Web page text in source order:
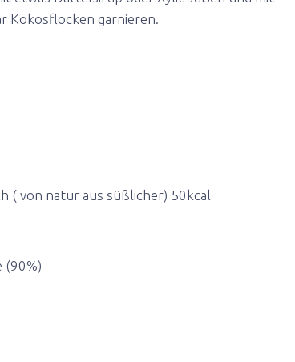
Kokosflocken garnieren.
( von natur aus süßlicher) 50kcal
(90%)